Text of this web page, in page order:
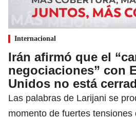
Internacional
Irán afirmó que el
negociaciones” con
Unidos no está
Las palabras de Larijani se
momento de fuertes tensiones